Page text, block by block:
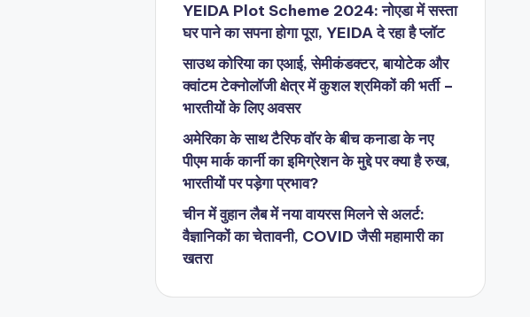
YEIDA Plot Scheme 2024: नोएडा में सस्ता
घर पाने का सपना होगा पूरा, YEIDA दे रहा है प्लॉट
साउथ कोरिया का एआई, सेमीकंडक्टर, बायोटेक और
क्वांटम टेक्नोलॉजी क्षेत्र में कुशल श्रमिकों की भर्ती –
भारतीयों के लिए अवसर
अमेरिका के साथ टैरिफ वॉर के बीच कनाडा के नए
पीएम मार्क कार्नी का इमिग्रेशन के मुद्दे पर क्या है रुख,
भारतीयों पर पड़ेगा प्रभाव?
चीन में वुहान लैब में नया वायरस मिलने से अलर्ट:
वैज्ञानिकों का चेतावनी, COVID जैसी महामारी का
खतरा